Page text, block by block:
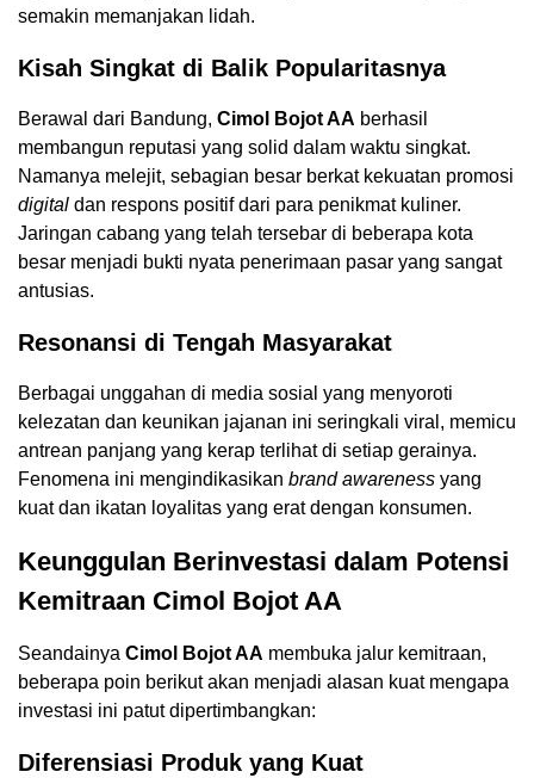
semakin memanjakan lidah.
Kisah Singkat di Balik Popularitasnya
Berawal dari Bandung, Cimol Bojot AA berhasil
membangun reputasi yang solid dalam waktu singkat.
Namanya melejit, sebagian besar berkat kekuatan promosi
digital dan respons positif dari para penikmat kuliner.
Jaringan cabang yang telah tersebar di beberapa kota
besar menjadi bukti nyata penerimaan pasar yang sangat
antusias.
Resonansi di Tengah Masyarakat
Berbagai unggahan di media sosial yang menyoroti
kelezatan dan keunikan jajanan ini seringkali viral, memicu
antrean panjang yang kerap terlihat di setiap gerainya.
Fenomena ini mengindikasikan brand awareness yang
kuat dan ikatan loyalitas yang erat dengan konsumen.
Keunggulan Berinvestasi dalam Potensi
Kemitraan Cimol Bojot AA
Seandainya Cimol Bojot AA membuka jalur kemitraan,
beberapa poin berikut akan menjadi alasan kuat mengapa
investasi ini patut dipertimbangkan:
Diferensiasi Produk yang Kuat